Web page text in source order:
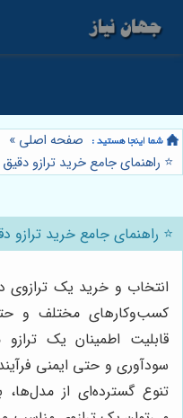
صفحه اصلی »
⭐️ راهنمای جامع خرید ترازو
⭐️ راهنمای جامع خرید ترازو
انتخاب و خرید یک ترازوی
کسب‌وکارهای مختلف و
قابلیت اطمینان یک ترازو
سودآوری و حتی ایمنی
تنوع گسترده‌ای از مدل‌ها،